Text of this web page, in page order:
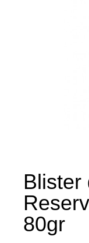
Blister
80gr